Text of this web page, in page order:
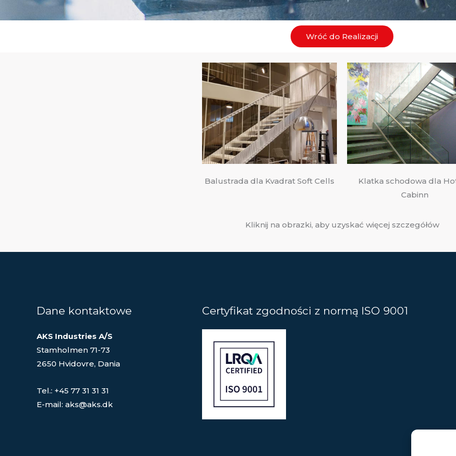
Wróć do Realizacji
Balustrada dla Kvadrat Soft Cells
Klatka schodowa dla
Cabinn
Kliknij na obrazki, aby uzyskać więcej szczegółów
Dane kontaktowe
AKS Industries A/S
Stamholmen 71-73
2650 Hvidovre, Dania
Tel.: +45 77 31 31 31
E-mail: aks@aks.dk
Certyfikat zgodności z normą ISO 9001